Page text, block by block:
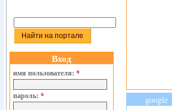
google
Вход
имя пользователя: *
пароль: *